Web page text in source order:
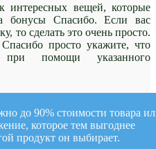
интересных вещей, которые
бонусы Спасибо. Если вас
то сделать это очень просто.
просто укажите, что
при помощи указанного
до 90% стоимости товара
которое тем выгоднее
продукт он выбирает.